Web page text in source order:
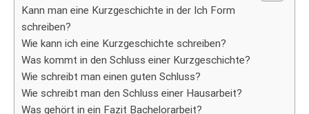
Kann man eine Kurzgeschichte in der Ich Form
schreiben?
Wie kann ich eine Kurzgeschichte schreiben?
Was kommt in den Schluss einer Kurzgeschichte?
Wie schreibt man einen guten Schluss?
Wie schreibt man den Schluss einer Hausarbeit?
Was gehört in ein Fazit Bachelorarbeit?